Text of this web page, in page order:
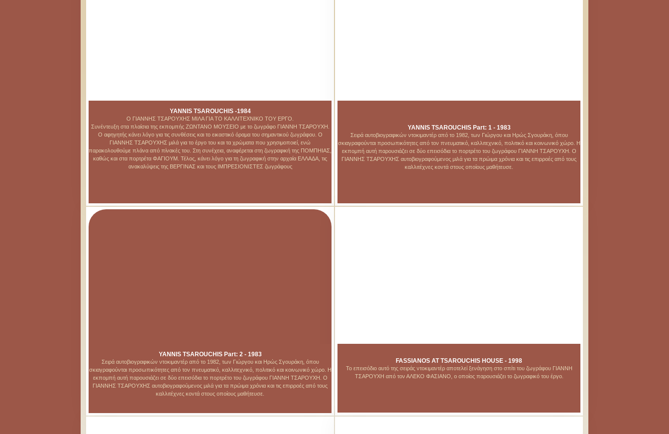
YANNIS TSAROUCHIS -1984
Ο ΓΙΑΝΝΗΣ ΤΣΑΡΟΥΧΗΣ ΜΙΛΑ ΓΙΑ ΤΟ ΚΑΛΛΙΤΕΧΝΙΚΟ ΤΟΥ ΕΡΓΟ.
Συνέντευξη στα πλαίσια της εκπομπής ΖΩΝΤΑΝΟ ΜΟΥΣΕΙΟ με το ζωγράφο ΓΙΑΝΝΗ ΤΣΑΡΟΥΧΗ.
Ο αφηγητής κάνει λόγο για τις συνθέσεις και το εικαστικό όραμα του σημαντικού ζωγράφου. Ο
ΓΙΑΝΝΗΣ ΤΣΑΡΟΥΧΗΣ μιλά για το έργο του και τα χρώματα που χρησιμοποιεί, ενώ
παρακολουθούμε πλάνα από πίνακές του. Στη συνέχεια, αναφέρεται στη ζωγραφική της ΠΟΜΠΗΙΑΣ,
καθώς και στα πορτρέτα ΦΑΓΙΟΥΜ. Τέλος, κάνει λόγο για τη ζωγραφική στην αρχαία ΕΛΛΑΔΑ, τις
ανακαλύψεις της ΒΕΡΓΙΝΑΣ και τους ΙΜΠΡΕΣΙΟΝΙΣΤΕΣ ζωγράφους
YANNIS TSAROUCHIS Part: 1 - 1983
Σειρά αυτοβιογραφικών ντοκιμαντέρ από το 1982, των Γιώργου και Ηρώς Σγουράκη, όπου
σκιαγραφούνται προσωπικότητες από τον πνευματικό, καλλιτεχνικό, πολιτικό και κοινωνικό χώρο. Η
εκπομπή αυτή παρουσιάζει σε δύο επεισόδια το πορτρέτο του ζωγράφου ΓΙΑΝΝΗ ΤΣΑΡΟΥΧΗ. Ο
ΓΙΑΝΝΗΣ ΤΣΑΡΟΥΧΗΣ αυτοβιογραφούμενος μιλά για τα πρώιμα χρόνια και τις επιρροές από τους
καλλιτέχνες κοντά στους οποίους μαθήτευσε.
YANNIS TSAROUCHIS Part: 2 - 1983
Σειρά αυτοβιογραφικών ντοκιμαντέρ από το 1982, των Γιώργου και Ηρώς Σγουράκη, όπου
σκιαγραφούνται προσωπικότητες από τον πνευματικό, καλλιτεχνικό, πολιτικό και κοινωνικό χώρο. Η
εκπομπή αυτή παρουσιάζει σε δύο επεισόδια το πορτρέτο του ζωγράφου ΓΙΑΝΝΗ ΤΣΑΡΟΥΧΗ. Ο
ΓΙΑΝΝΗΣ ΤΣΑΡΟΥΧΗΣ αυτοβιογραφούμενος μιλά για τα πρώιμα χρόνια και τις επιρροές από τους
καλλιτέχνες κοντά στους οποίους μαθήτευσε.
FASSIANOS AT TSAROUCHIS HOUSE - 1998
Το επεισόδιο αυτό της σειράς ντοκιμαντέρ αποτελεί ξενάγηση στο σπίτι του ζωγράφου ΓΙΑΝΝΗ
ΤΣΑΡΟΥΧΗ από τον ΑΛΕΚΟ ΦΑΣΙΑΝΟ, ο οποίος παρουσιάζει το ζωγραφικό του έργο.